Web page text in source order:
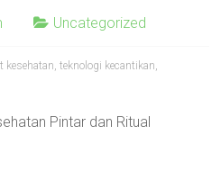
Uncategorized
kesehatan, teknologi kecantikan,
Pintar dan Ritual